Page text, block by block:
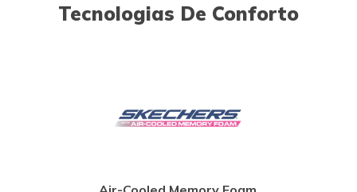
Tecnologias De Conforto